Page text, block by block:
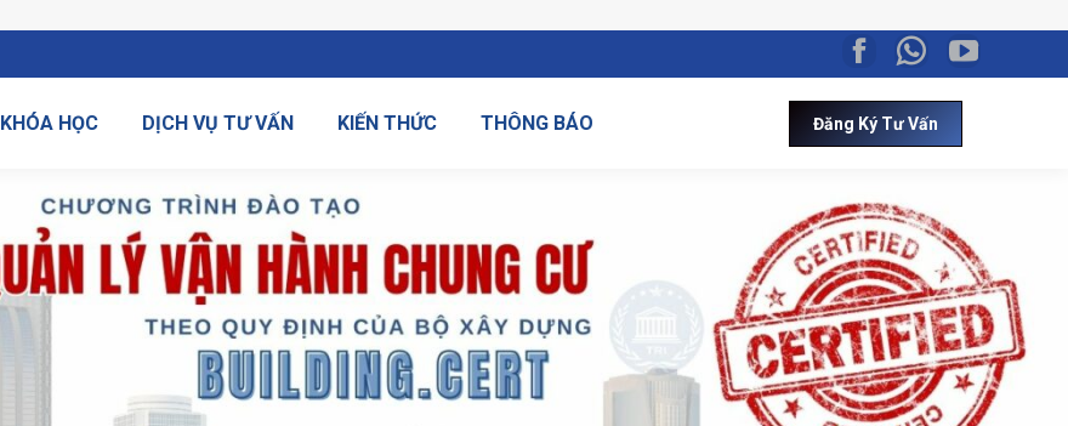
KHÓA HỌC DỊCH VỤ TƯ VẤN KIẾN THỨC THÔNG BÁO Đăng Ký Tư Vấn